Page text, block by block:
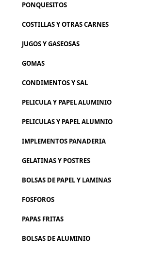
PONQUESITOS
COSTILLAS Y OTRAS CARNES
JUGOS Y GASEOSAS
GOMAS
CONDIMENTOS Y SAL
PELICULA Y PAPEL ALUMINIO
PELICULAS Y PAPEL ALUMNIO
IMPLEMENTOS PANADERIA
GELATINAS Y POSTRES
BOLSAS DE PAPEL Y LAMINAS
FOSFOROS
PAPAS FRITAS
BOLSAS DE ALUMINIO